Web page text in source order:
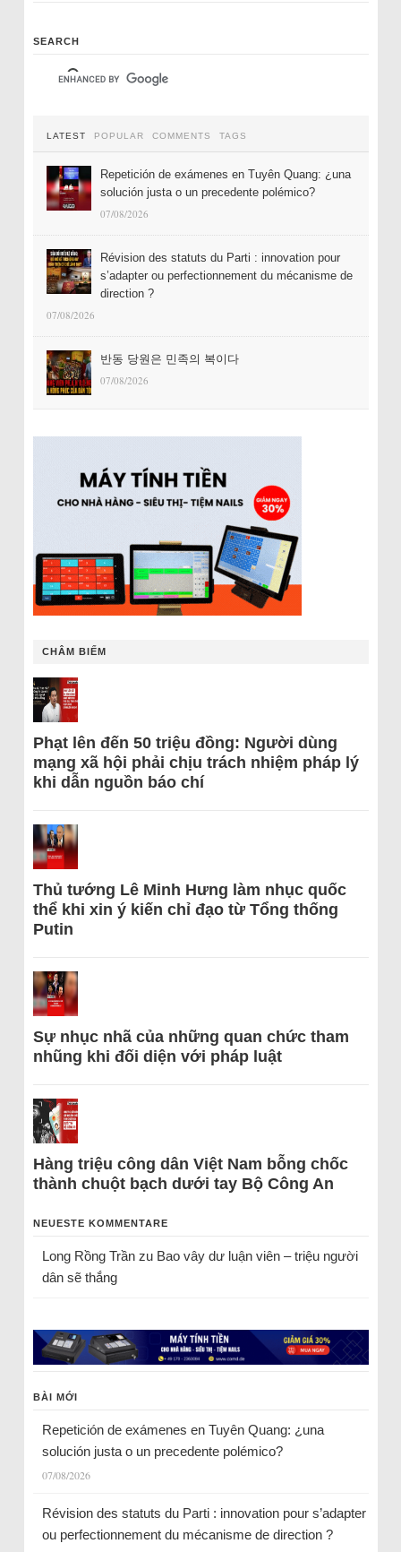
SEARCH
LATEST POPULAR COMMENTS TAGS
Repetición de exámenes en Tuyên Quang: ¿una
solución justa o un precedente polémico?
07/08/2026
Révision des statuts du Parti : innovation pour
s’adapter ou perfectionnement du mécanisme de
direction ?
07/08/2026
반동 당원은 민족의 복이다
07/08/2026
CHÂM BIẾM
Phạt lên đến 50 triệu đồng: Người dùng
mạng xã hội phải chịu trách nhiệm pháp lý
khi dẫn nguồn báo chí
Thủ tướng Lê Minh Hưng làm nhục quốc
thể khi xin ý kiến chỉ đạo từ Tổng thống
Putin
Sự nhục nhã của những quan chức tham
nhũng khi đối diện với pháp luật
Hàng triệu công dân Việt Nam bỗng chốc
thành chuột bạch dưới tay Bộ Công An
NEUESTE KOMMENTARE
Long Rồng Trầnzu Bao vây dư luận viên – triệu người
dân sẽ thắng
BÀI MỚI
Repetición de exámenes en Tuyên Quang: ¿una
solución justa o un precedente polémico?
07/08/2026
Révision des statuts du Parti : innovation pour s’adapter
ou perfectionnement du mécanisme de direction ?